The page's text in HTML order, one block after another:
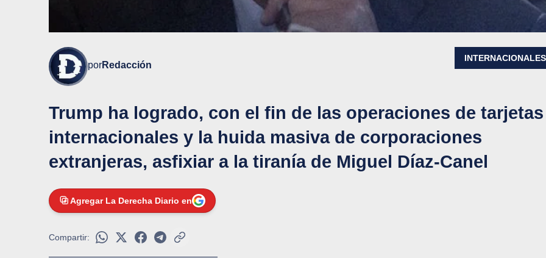
porRedacción
INTERNACIONALES
Trump ha logrado, con el fin de las operaciones de tarjetas
internacionales y la huida masiva de corporaciones
extranjeras, asfixiar a la tiranía de Miguel Díaz-Canel
Agregar La Derecha Diario en
Compartir: